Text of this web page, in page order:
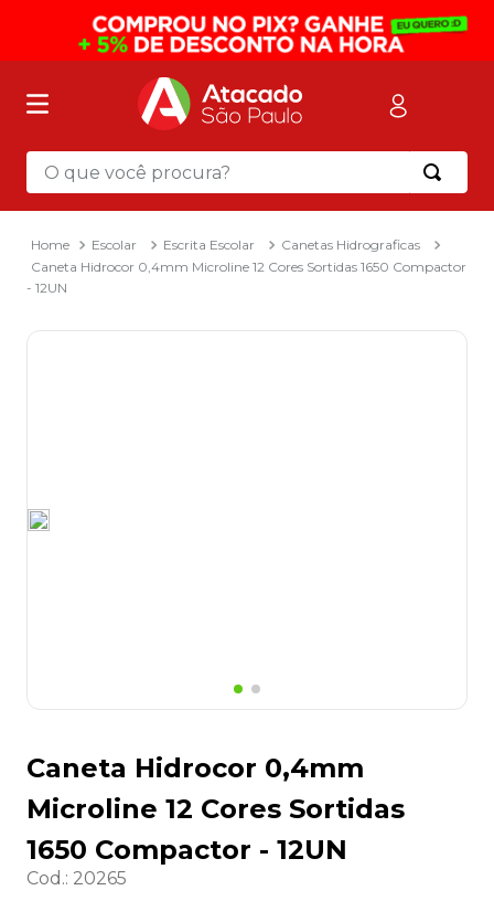
O que você procura?
Escolar Escrita Escolar
Canetas Hidrograficas
Caneta Hidrocor 0,4mm Microline 12 Cores Sortidas 1650 Compactor
- 12UN
Caneta Hidrocor 0,4mm
Microline 12 Cores Sortidas
1650 Compactor - 12UN
Cod.: 20265
Termos mais buscados
mochila
2º sacola
8